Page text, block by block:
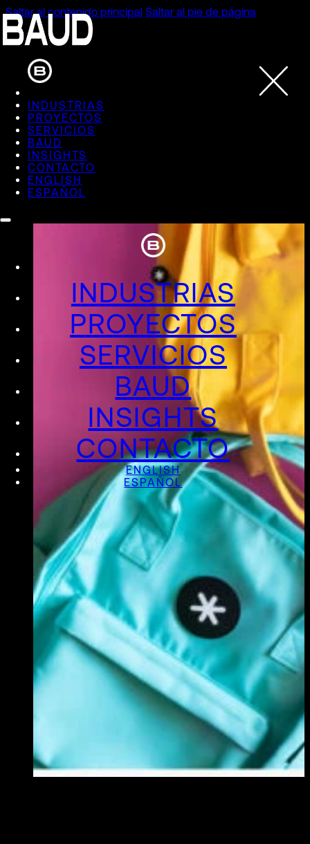
Saltar al contenido principal Saltar al pie de página
INDUSTRIAS
PROYECTOS
SERVICIOS
BAUD
INSIGHTS
CONTACTO
ENGLISH
ESPAÑOL
INDUSTRIAS
PROYECTOS
SERVICIOS
BAUD
INSIGHTS
CONTACTO
ENGLISH
ESPAÑOL
Producción Gráfica
Branding Orgánico
Cuidamos cada detalle de la producción.